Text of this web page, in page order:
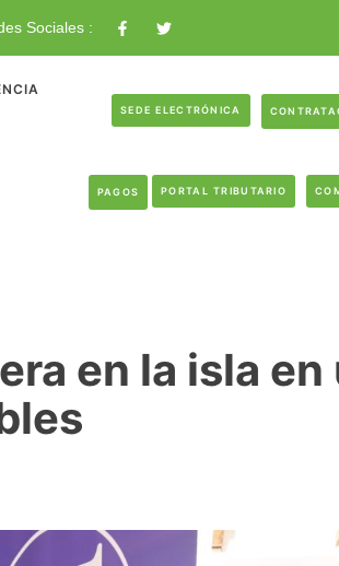
Sociales :
SEDE ELECTRÓNICA
PAGOS PORTAL TRIBUTARIO
en la isla